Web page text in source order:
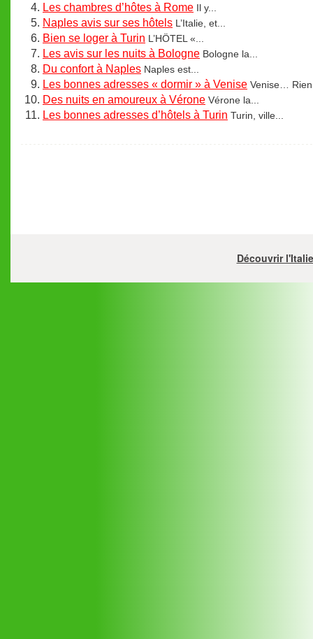
Les chambres d’hôtes à Rome Il y...
Naples avis sur ses hôtels L’Italie, et...
Bien se loger à Turin L’HÖTEL «...
Les avis sur les nuits à Bologne Bologne la...
Du confort à Naples Naples est...
Les bonnes adresses « dormir » à Venise Venise…
Des nuits en amoureux à Vérone Vérone la...
Les bonnes adresses d’hôtels à Turin Turin, ville...
Découvrir